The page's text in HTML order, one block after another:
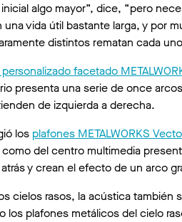
algo mayor”, dice, “pero
vida útil bastante larga, y por
distintos rematan cada
facetado
presenta una serie de once
de izquierda a derecha.
los plafones METALWORKS
del centro multimedia
y crean el efecto de un arco
cielos rasos, la acústica también
plafones metálicos del cielo